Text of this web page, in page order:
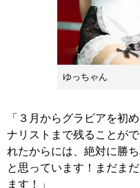
ゆっちゃん
「３月からグラビアを初
ナリストまで残ることが
れたからには、絶対に勝
と思っています！まだま
ます！」